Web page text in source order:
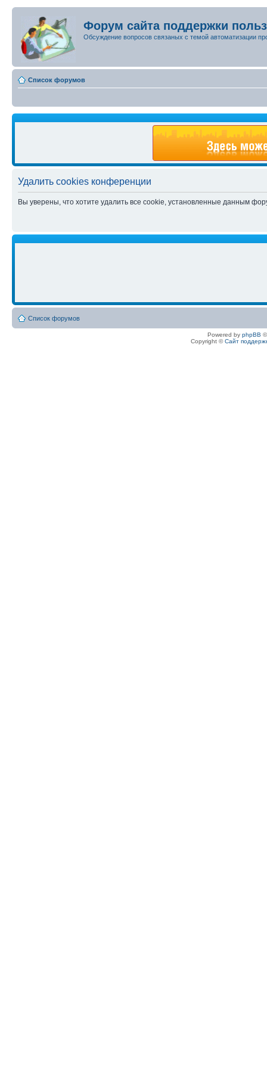
Форум сайта поддержки
Обсуждение вопросов связаных с темой автоматизации
Список форумов
Удалить cookies конференции
Вы уверены, что хотите удалить все cookie, установленные данным
Список форумов
Powered by phpBB
Copyright ©Сайт